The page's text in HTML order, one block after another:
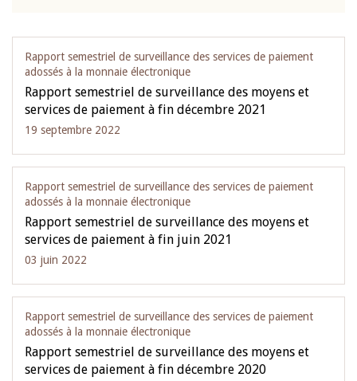
Rapport semestriel de surveillance des services de paiement
adossés à la monnaie électronique
Rapport semestriel de surveillance des moyens et
services de paiement à fin décembre 2021
19 septembre 2022
Rapport semestriel de surveillance des services de paiement
adossés à la monnaie électronique
Rapport semestriel de surveillance des moyens et
services de paiement à fin juin 2021
03 juin 2022
Rapport semestriel de surveillance des services de paiement
adossés à la monnaie électronique
Rapport semestriel de surveillance des moyens et
services de paiement à fin décembre 2020